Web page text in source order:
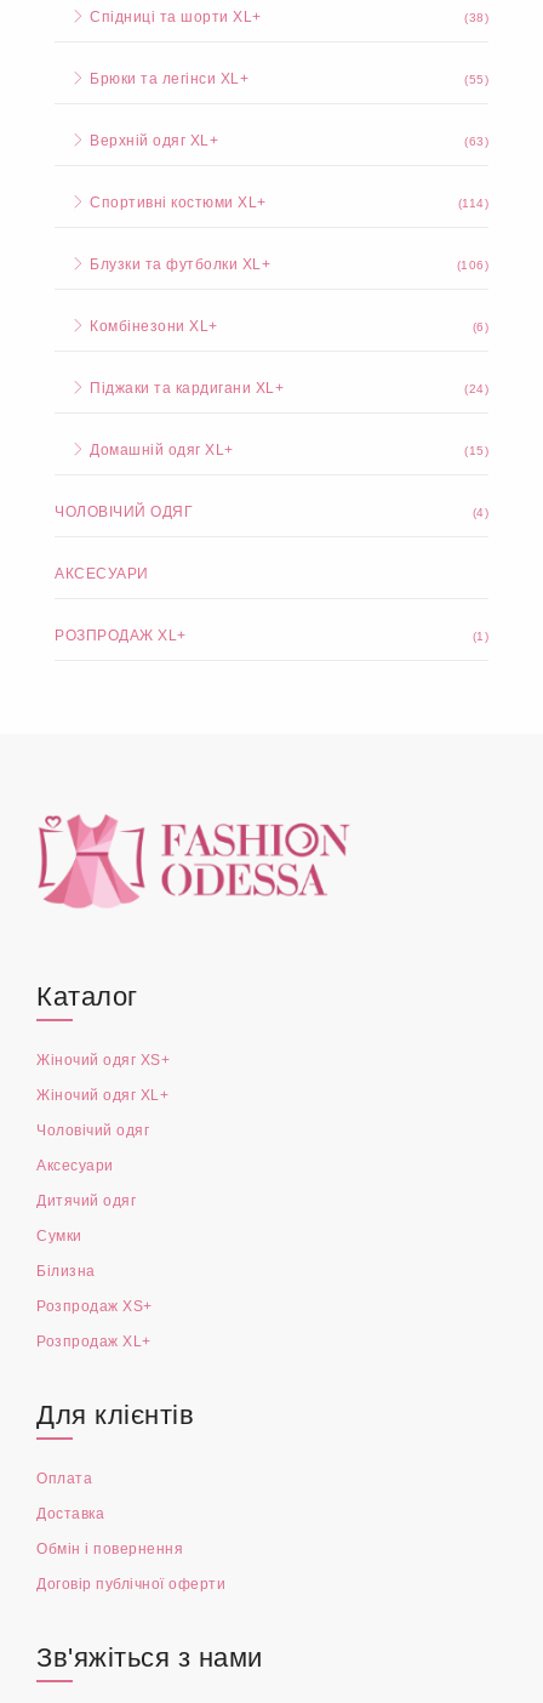
Спідниці та шорти XL+ (38)
Брюки та легінси XL+ (55)
Верхній одяг XL+ (63)
Спортивні костюми XL+ (114)
Блузки та футболки XL+ (106)
Комбінезони XL+ (6)
Піджаки та кардигани XL+ (24)
Домашній одяг XL+ (15)
ЧОЛОВІЧИЙ ОДЯГ (4)
АКСЕСУАРИ
РОЗПРОДАЖ XL+ (1)
Каталог
Жіночий одяг XS+
Жіночий одяг XL+
Чоловічий одяг
Аксесуари
Дитячий одяг
Сумки
Білизна
Розпродаж XS+
Розпродаж XL+
Для клієнтів
Оплата
Доставка
Обмін і повернення
Договір публічної оферти
Зв'яжіться з нами